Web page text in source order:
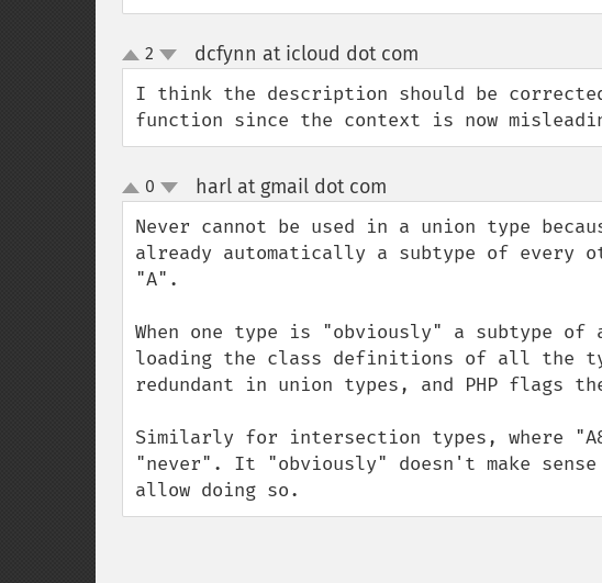
up
down
2 dcfynn at icloud dot com
I think the description should be
function since the context is now
up
down
0 harl at gmail dot com
Never cannot be used in a union type
already automatically a subtype of every
"A".
When one type is "obviously" a subtype
loading the class definitions of all the
redundant in union types, and PHP flags
Similarly for intersection types, where
"never". It "obviously" doesn't make
allow doing so.